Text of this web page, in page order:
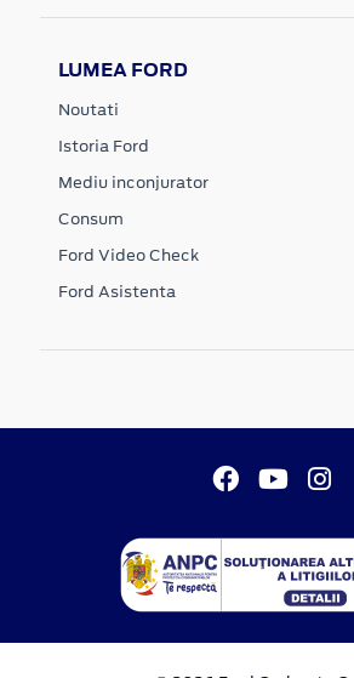
LUMEA FORD
Noutati
Istoria Ford
Mediu inconjurator
Consum
Ford Video Check
Ford Asistenta